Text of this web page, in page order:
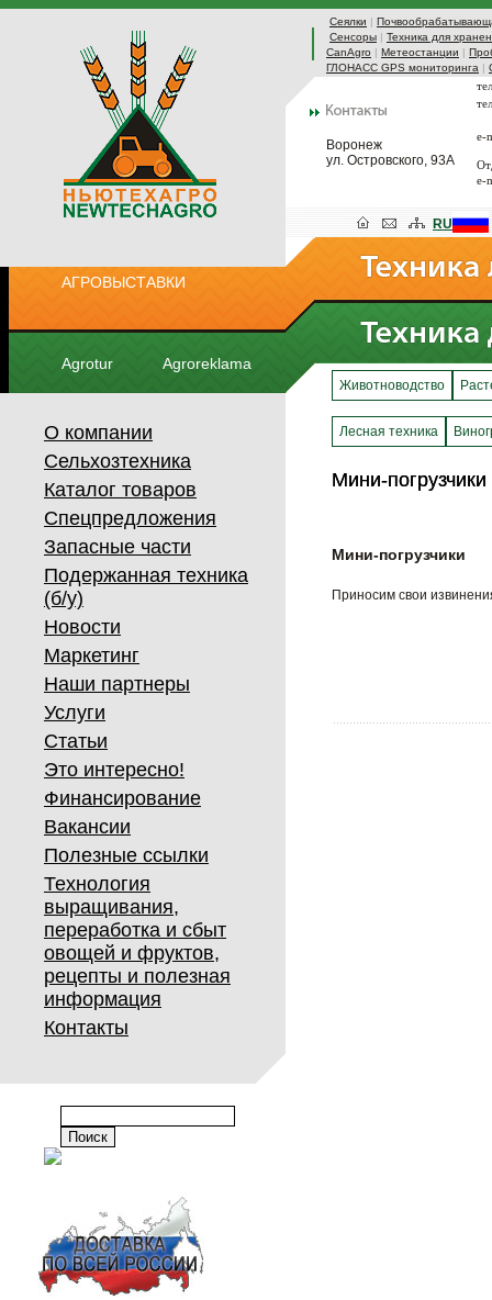
Сеялки |
Сенсоры | Техника для
CanAgro | Метеостанции |
ГЛОНАСС GPS мониторинга |
Воронеж
ул. Островского, 93А
e-
e-
АГРОВЫСТАВКИ
Agrotur Agroreklama
RU
О компании
Сельхозтехника
Каталог товаров
Спецпредложения
Запасные части
Подержанная техника
(б/у)
Новости
Маркетинг
Наши партнеры
Услуги
Статьи
Это интересно!
Финансирование
Вакансии
Полезные ссылки
Технология
выращивания,
переработка и сбыт
овощей и фруктов,
рецепты и полезная
информация
Контакты
Животноводство
Лесная техника
Мини-погрузчики
Мини-погрузчики
Мини-погрузчики
Приносим свои